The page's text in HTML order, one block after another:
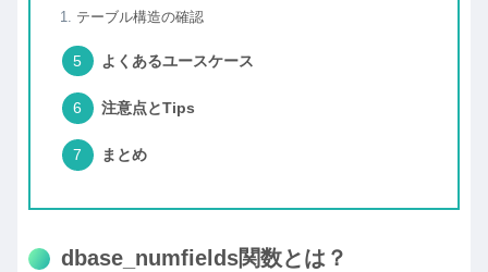
テーブル構造の確認
よくあるユースケース
注意点とTips
まとめ
dbase_numfields関数とは？